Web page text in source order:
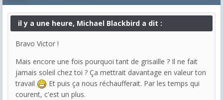
il y a une heure, Michael Blackbird a dit :
Bravo Victor !
Mais encore une fois pourquoi tant de grisaille ? Il ne fait
jamais soleil chez toi ? Ça mettrait davantage en valeur ton
travail
Et puis ça nous réchaufferait. Par les temps qui
courent, c'est un plus.